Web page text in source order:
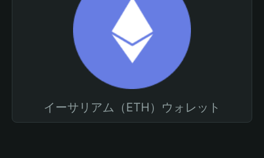
イーサリアム（ETH）ウォレット